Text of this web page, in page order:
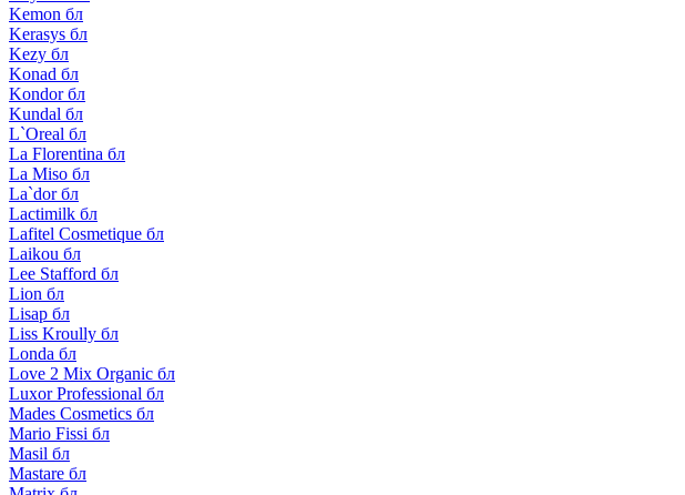
Kemon бл
Kerasys бл
Kezy бл
Konad бл
Kondor бл
Kundal бл
L`Oreal бл
La Florentina бл
La Miso бл
La`dor бл
Lactimilk бл
Lafitel Cosmetique бл
Laikou бл
Lee Stafford бл
Lion бл
Lisap бл
Liss Kroully бл
Londa бл
Love 2 Mix Organic бл
Luxor Professional бл
Mades Cosmetics бл
Mario Fissi бл
Masil бл
Mastare бл